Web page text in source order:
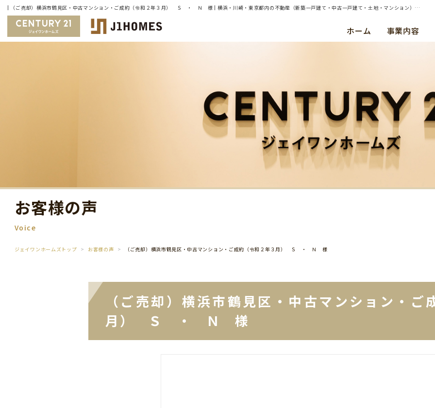
| （ご売却）横浜市鶴見区・中古マンション・ご成約（令和２年３月） Ｓ ・ Ｎ 様 | 横浜・川崎・東京都内の不動産（新築一戸建て・中古一戸建て・土地・マンション）ならセンチュリー21ジェイワンホームズ
ホーム 事業内容
お客様の声
Voice
ジェイワンホームズトップ お客様の声 （ご売却）横浜市鶴見区・中古マンション・ご成約（令和２年３月） Ｓ ・ Ｎ 様
（ご売却）横浜市鶴見区・中古マンション・ご
月） Ｓ ・ Ｎ 様